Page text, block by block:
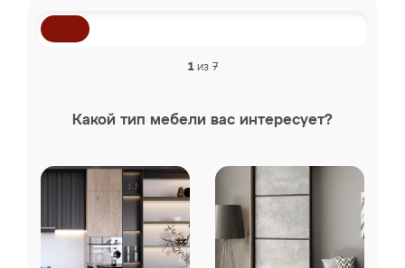
1 из 7
Какой тип мебели вас интересует?